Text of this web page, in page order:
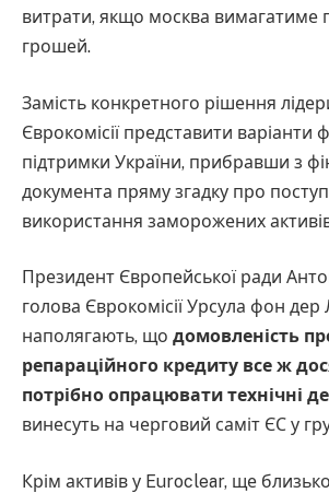
витрати, якщо москва вимагатиме
грошей.
Замість конкретного рішення
Єврокомісії представити варіанти
підтримки України, прибравши з
документа пряму згадку про
використання заморожених
Президент Європейської ради
голова Єврокомісії Урсула фон дер
наполягають, що домовленість
репараційного кредиту все ж
потрібно опрацювати технічні
винесуть на черговий саміт ЄС у
Крім активів у Euroclear, ще